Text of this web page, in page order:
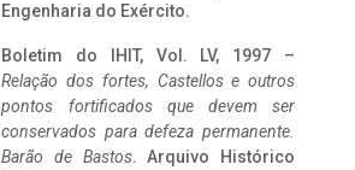
Engenharia do Exército.
Boletim do IHIT, Vol. LV, 1997 –
Relação dos fortes, Castellos e outros
pontos fortificados que devem ser
conservados para defeza permanente.
Barão de Bastos. Arquivo Histórico